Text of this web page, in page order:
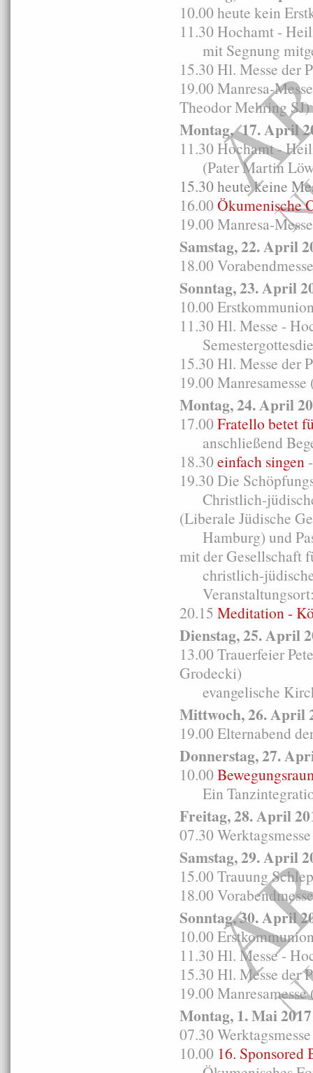
10.00 heute kein
11.30 Hochamt -
mit Segnung
15.30 Hl. Messe der
19.00 Manresa-
Theodor Mehring SJ)
Montag, 17. April
11.30 Hochamt -
(Pater Martin
15.30 heute keine
16.00 Ökumenische
19.00 Manresa-
Samstag, 22. April
18.00
Sonntag, 23. April
10.00
11.30 Hl. Messe -
15.30 Hl. Messe der
19.00
Montag, 24. April
17.00 Fratello betet
anschließend
18.30 einfach singen
19.30 Die
Christlich-
(Liberale Jüdische
Hamburg) und
mit der Gesellschaft
christlich-jüdische
20.15 Meditation -
Dienstag, 25. April
13.00 Trauerfeier
Grodecki)
evangelische
Mittwoch, 26. April
19.00 Elternabend
Donnerstag, 27.
10.00
Ein
Freitag, 28. April
07.30
Samstag, 29. April
15.00 Trauung
18.00
Sonntag, 30. April
10.00
11.30 Hl. Messe -
15.30 Hl. Messe der
19.00
Montag, 1. Mai 2017
07.30
10.00 16. Sponsored